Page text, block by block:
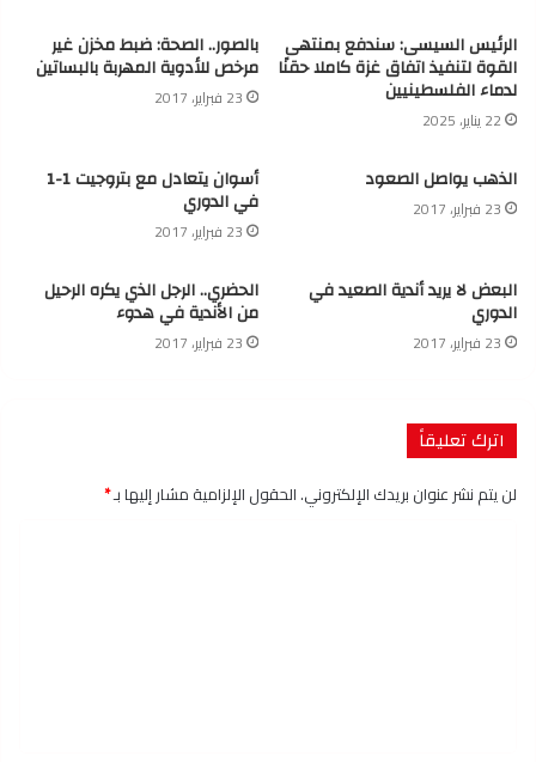
الرئيس السيسى: سندفع بمنتهى
القوة لتنفيذ اتفاق غزة كاملا حقنًا
لدماء الفلسطينيين
22 يناير، 2025
بالصور.. الصحة: ضبط مخزن غير
مرخص للأدوية المهربة بالبساتين
23 فبراير، 2017
الذهب يواصل الصعود
23 فبراير، 2017
أسوان يتعادل مع بتروجيت 1-1
في الدوري
23 فبراير، 2017
البعض لا يريد أندية الصعيد في
الدوري
23 فبراير، 2017
الحضري.. الرجل الذي يكره الرحيل
من الأندية في هدوء
23 فبراير، 2017
اترك تعليقاً
لن يتم نشر عنوان بريدك الإلكتروني.الحقول الإلزامية مشار إليها بـ*